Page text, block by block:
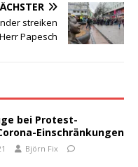
streiken
Papesch
bei Protest-
Einschränkungen
Björn Fix